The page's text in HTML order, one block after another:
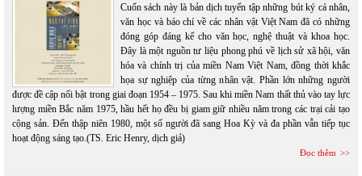
Cuốn sách này là bản dịch tuyển tập những bút ký cá nhân,
văn học và báo chí về các nhân vật Việt Nam đã có những
đóng góp đáng kể cho văn học, nghệ thuật và khoa học.
Đây là một nguồn tư liệu phong phú về lịch sử xã hội, văn
hóa và chính trị của miền Nam Việt Nam, đồng thời khắc
họa sự nghiệp của từng nhân vật. Phần lớn những người
được đề cập nổi bật trong giai đoạn 1954 – 1975. Sau khi miền Nam thất thủ vào tay lực
lượng miền Bắc năm 1975, hầu hết họ đều bị giam giữ nhiều năm trong các trại cải tạo
cộng sản. Đến thập niên 1980, một số người đã sang Hoa Kỳ và đa phần vẫn tiếp tục
hoạt động sáng tạo.(TS. Eric Henry, dịch giả)
Đọc thêm